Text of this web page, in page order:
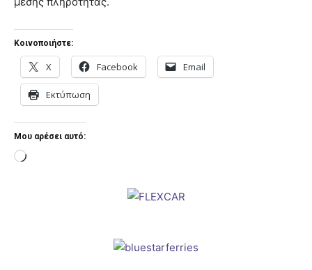
Κοινοποιήστε:
X Facebook Email
Εκτύπωση
Μου αρέσει αυτό:
Loading…